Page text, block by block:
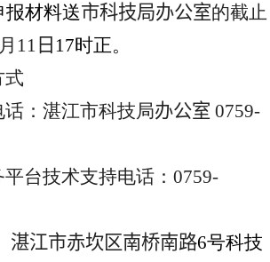
报材料送市科技局办公室的截止
月 11 日 17时正。
式
：湛江市科技局办公室 0759-
台技术支持电话： 0759-
湛江市赤坎区南桥南路6号科技